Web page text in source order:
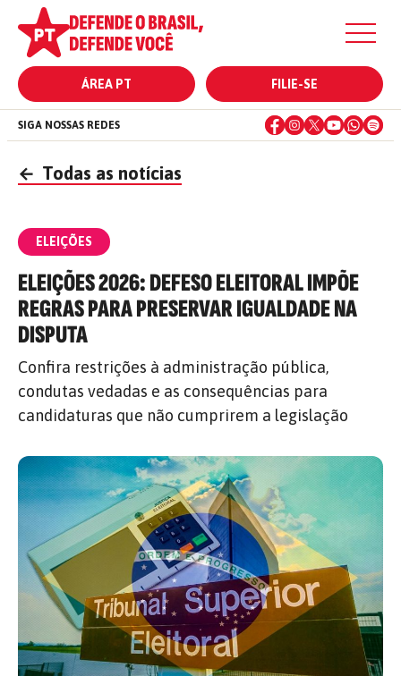
ÁREA PT FILIE-SE
SIGA NOSSAS REDES
← Todas as notícias
ELEIÇÕES
ELEIÇÕES 2026: DEFESO ELEITORAL IMPÕE
REGRAS PARA PRESERVAR IGUALDADE NA
DISPUTA
Confira restrições à administração pública,
condutas vedadas e as consequências para
candidaturas que não cumprirem a legislação